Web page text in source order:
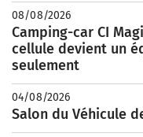
08/08/2026
Camping-car CI
cellule devient un
seulement
04/08/2026
Salon du Véhicule